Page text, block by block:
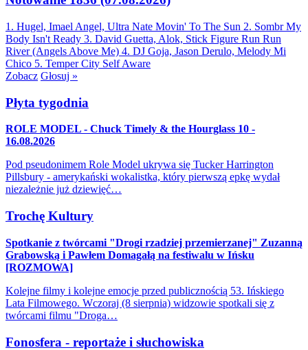
1. Hugel, Imael Angel, Ultra Nate Movin' To The Sun 2. Sombr My
Body Isn't Ready 3. David Guetta, Alok, Stick Figure Run Run
River (Angels Above Me) 4. DJ Goja, Jason Derulo, Melody Mi
Chico 5. Temper City Self Aware
Zobacz Głosuj »
Płyta tygodnia
ROLE MODEL - Chuck Timely & the Hourglass 10 -
16.08.2026
Pod pseudonimem Role Model ukrywa się Tucker Harrington
Pillsbury - amerykański wokalistka, który pierwszą epkę wydał
niezależnie już dziewięć…
Trochę Kultury
Spotkanie z twórcami "Drogi rzadziej przemierzanej" Zuzanną
Grabowską i Pawłem Domagałą na festiwalu w Ińsku
[ROZMOWA]
Kolejne filmy i kolejne emocje przed publicznością 53. Ińskiego
Lata Filmowego. Wczoraj (8 sierpnia) widzowie spotkali się z
twórcami filmu "Droga…
Fonosfera - reportaże i słuchowiska